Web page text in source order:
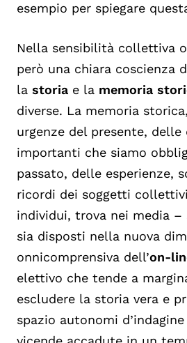
esempio per spiegare
Nella sensibilità collettiva
però una chiara coscienza
la storia e la memoria
diverse. La memoria
urgenze del presente, delle
importanti che siamo
passato, delle esperienze,
ricordi dei soggetti
individui, trova nei media
sia disposti nella nuova
onnicomprensiva dell’on-
elettivo che tende a
escludere la storia vera e
spazio autonomi